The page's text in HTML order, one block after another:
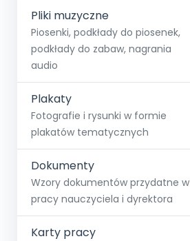
Pliki muzyczne
Piosenki, podkłady do piosenek,
podkłady do zabaw, nagrania
audio
Plakaty
Fotografie i rysunki w formie
plakatów tematycznych
Dokumenty
Wzory dokumentów przydatne w
pracy nauczyciela i dyrektora
Karty pracy